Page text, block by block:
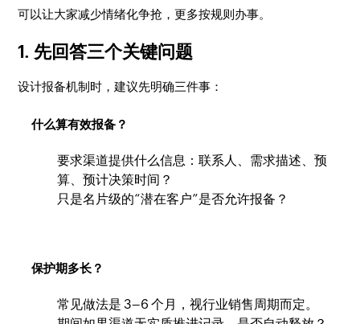
可以让大家减少情绪化争抢，更多按规则办事。
1. 先回答三个关键问题
设计报备机制时，建议先明确三件事：
什么算有效报备？
要求渠道提供什么信息：联系人、需求描述、预
算、预计决策时间？
只是名片级的“潜在客户”是否允许报备？
保护期多长？
常见做法是 3–6 个月，视行业销售周期而定。